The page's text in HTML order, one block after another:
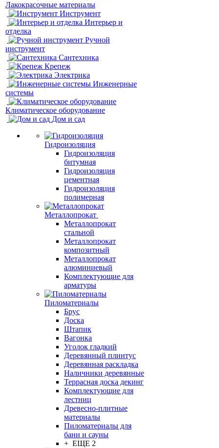
Лакокрасочные материалы
Инструмент
Интерьер и
отделка
Ручной
инструмент
Сантехника
Крепеж
Электрика
Инженерные
системы
Климатическое оборудование
Дом и сад
Гидроизоляция
Гидроизоляция
битумная
Гидроизоляция
цементная
Гидроизоляция
полимерная
Металлопрокат
Металлопрокат
стальной
Металлопрокат
композитный
Металлопрокат
алюминиевый
Комплектующие для
арматуры
Пиломатериалы
Брус
Доска
Штапик
Вагонка
Уголок гладкий
Деревянный плинтус
Деревянная раскладка
Наличники деревянные
Террасная доска декинг
Комплектующие для
лестниц
Древесно-плитные
материалы
Пиломатериалы для
бани и сауны
+ ЕЩЕ 2